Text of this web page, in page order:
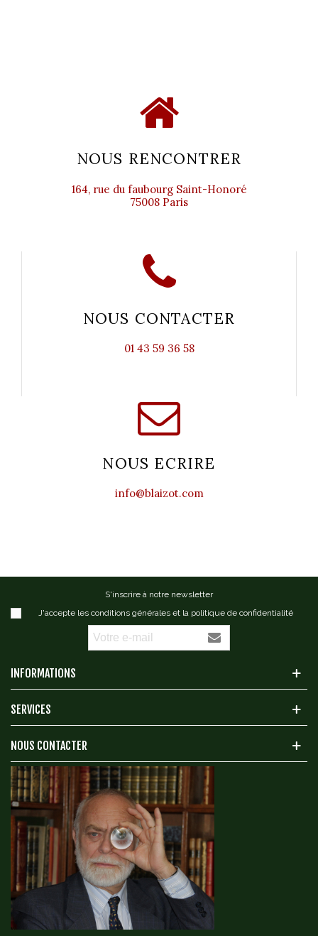
NOUS RENCONTRER
164, rue du faubourg Saint-Honoré
75008 Paris
NOUS CONTACTER
01 43 59 36 58
NOUS ECRIRE
info@blaizot.com
S'inscrire à notre newsletter
J'accepte les conditions générales et la politique de confidentialité
INFORMATIONS
SERVICES
NOUS CONTACTER